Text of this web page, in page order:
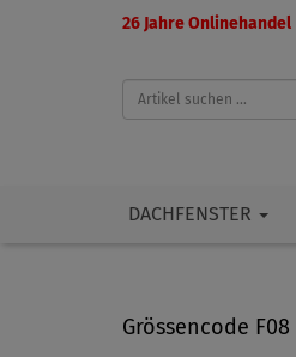
26 Jahre Onlinehandel
DACHFENSTER
Grössencode F08